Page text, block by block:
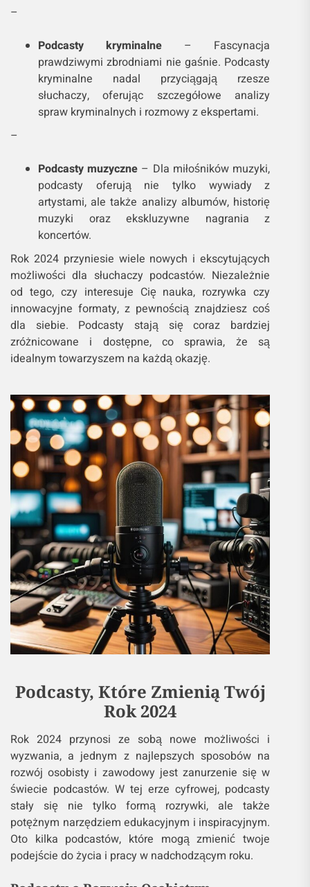
–
Podcasty kryminalne – Fascynacja
prawdziwymi zbrodniami nie gaśnie. Podcasty
kryminalne nadal przyciągają rzesze
słuchaczy, oferując szczegółowe analizy
spraw kryminalnych i rozmowy z ekspertami.
–
Podcasty muzyczne – Dla miłośników muzyki,
podcasty oferują nie tylko wywiady z
artystami, ale także analizy albumów, historię
muzyki oraz ekskluzywne nagrania z
koncertów.
Rok 2024 przyniesie wiele nowych i ekscytujących
możliwości dla słuchaczy podcastów. Niezależnie
od tego, czy interesuje Cię nauka, rozrywka czy
innowacyjne formaty, z pewnością znajdziesz coś
dla siebie. Podcasty stają się coraz bardziej
zróżnicowane i dostępne, co sprawia, że są
idealnym towarzyszem na każdą okazję.
Podcasty, Które Zmienią Twój
Rok 2024
Rok 2024 przynosi ze sobą nowe możliwości i
wyzwania, a jednym z najlepszych sposobów na
rozwój osobisty i zawodowy jest zanurzenie się w
świecie podcastów. W tej erze cyfrowej, podcasty
stały się nie tylko formą rozrywki, ale także
potężnym narzędziem edukacyjnym i inspiracyjnym.
Oto kilka podcastów, które mogą zmienić twoje
podejście do życia i pracy w nadchodzącym roku.